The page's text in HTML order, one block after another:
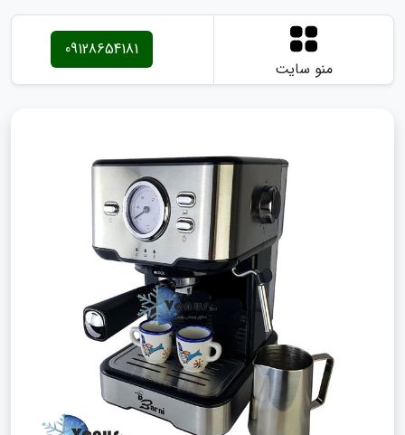
منو سایت
09128654181